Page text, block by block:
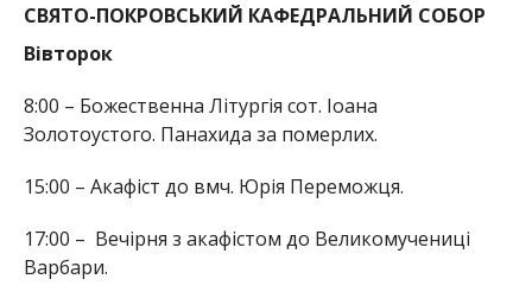
СВЯТО-ПОКРОВСЬКИЙ КАФЕДРАЛЬНИЙ СОБОР
Вівторок
8:00 – Божественна Літургія сот. Іоана
Золотоустого. Панахида за померлих.
15:00 – Акафіст до вмч. Юрія Переможця.
17:00 – Вечірня з акафістом до Великомучениці
Варбари.